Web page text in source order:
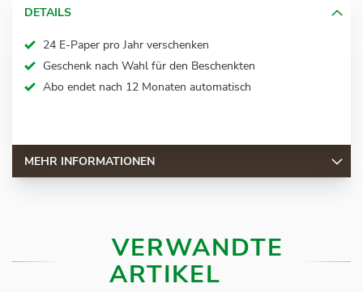
DETAILS
24 E-Paper pro Jahr verschenken
Geschenk nach Wahl für den Beschenkten
Abo endet nach 12 Monaten automatisch
MEHR INFORMATIONEN
VERWANDTE
ARTIKEL